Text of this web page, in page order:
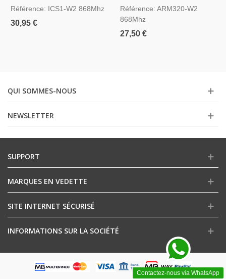
Référence: ICS1-W2 868Mhz
30,95 €
Référence: ARM320-W2
868Mhz
27,50 €
QUI SOMMES-NOUS
NEWSLETTER
Contactez-nous via WhatsApp
SUPPORT
MARQUES EN VEDETTE
SITE INTERNET SÉCURISÉ
INFORMATIONS SUR LA SOCIÉTÉ